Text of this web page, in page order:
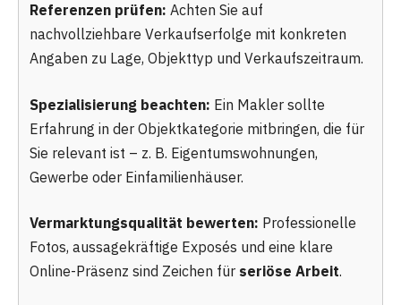
Referenzen prüfen: Achten Sie auf
nachvollziehbare Verkaufserfolge mit konkreten
Angaben zu Lage, Objekttyp und Verkaufszeitraum.
Spezialisierung beachten: Ein Makler sollte
Erfahrung in der Objektkategorie mitbringen, die für
Sie relevant ist – z. B. Eigentumswohnungen,
Gewerbe oder Einfamilienhäuser.
Vermarktungsqualität bewerten: Professionelle
Fotos, aussagekräftige Exposés und eine klare
Online-Präsenz sind Zeichen für seriöse Arbeit.